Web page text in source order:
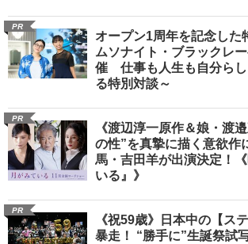
PR
オープン1周年を記念した
ムソナイト・ブラックレ
催 仕事も人生も自分らし
る特別対談～
PR
《渡辺淳一原作＆娘・渡
の性”を真摯に描く意欲作
馬・吉田羊が出演決定！
いる』》
PR
《祝59歳》日本中の【ス
暴走！ “勝手に”生誕祭試